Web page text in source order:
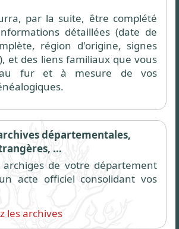
par la suite, être complété
détaillées (date de
région d'origine, signes
et des liens familiaux que vous
au fur et à mesure de vos
départementales,
...
archiges de votre département
acte officiel consolidant vos
les archives